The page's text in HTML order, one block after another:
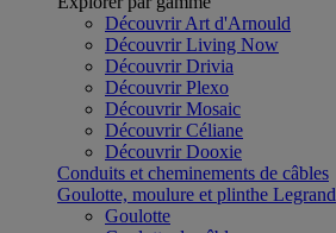
Découvrir Art d'Arnould
Découvrir Living Now
Découvrir Drivia
Découvrir Plexo
Découvrir Mosaic
Découvrir Céliane
Découvrir Dooxie
Conduits et cheminements de câbles
Goulotte, moulure et plinthe Legrand
Goulotte